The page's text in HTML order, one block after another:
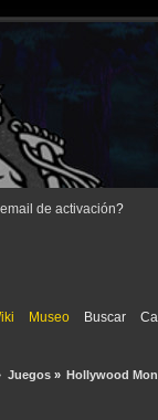
email de activación?
Museo Buscar
Juegos» Hollywood